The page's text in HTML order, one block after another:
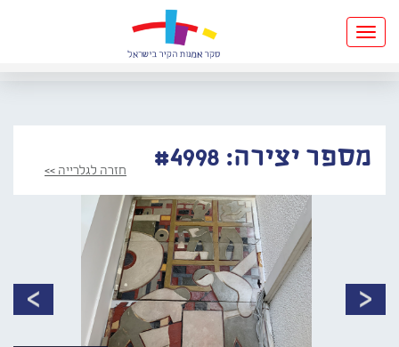
Toggle
navigation
מספר יצירה: #4998 חזרה לגלרייה >>